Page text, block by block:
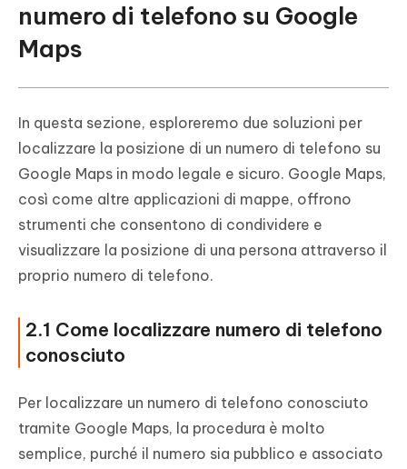
numero di telefono su Google
Maps
In questa sezione, esploreremo due soluzioni per
localizzare la posizione di un numero di telefono su
Google Maps in modo legale e sicuro. Google Maps,
così come altre applicazioni di mappe, offrono
strumenti che consentono di condividere e
visualizzare la posizione di una persona attraverso il
proprio numero di telefono.
2.1 Come localizzare numero di telefono
conosciuto
Per localizzare un numero di telefono conosciuto
tramite Google Maps, la procedura è molto
semplice, purché il numero sia pubblico e associato